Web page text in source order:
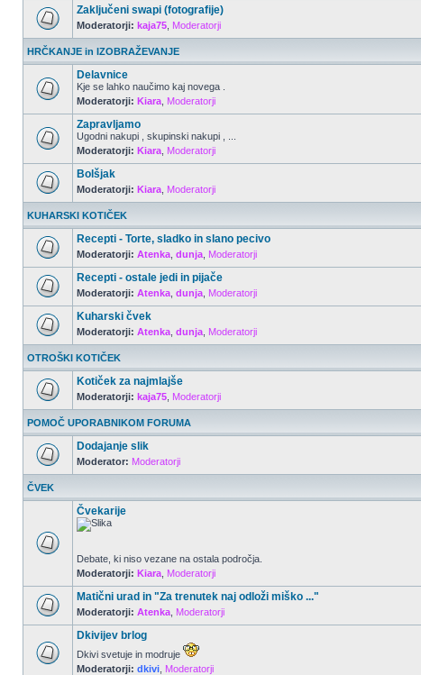
Zaključeni swapi (fotografije)
Moderatorji: kaja75 Moderatorji
HRČKANJE in IZOBRAŽEVANJE
Delavnice
Kje se lahko naučimo kaj novega .
Moderatorji: Kiara Moderatorji
Zapravljamo
Ugodni nakupi , skupinski nakupi , ...
Moderatorji: Kiara Moderatorji
Bolšjak
Moderatorji: Kiara Moderatorji
KUHARSKI KOTIČEK
Recepti - Torte, sladko in slano pecivo
Moderatorji: Atenka dunja Moderatorji
Recepti - ostale jedi in pijače
Moderatorji: Atenka dunja Moderatorji
Kuharski čvek
Moderatorji: Atenka dunja Moderatorji
OTROŠKI KOTIČEK
Kotiček za najmlajše
Moderatorji: kaja75 Moderatorji
POMOČ UPORABNIKOM FORUMA
Dodajanje slik
Moderator: Moderatorji
ČVEK
Čvekarije
Debate, ki niso vezane na ostala področja.
Moderatorji: Kiara Moderatorji
Matični urad in "Za trenutek naj odloži miško ..."
Moderatorji: Atenka Moderatorji
Dkivijev brlog
Dkivi svetuje in modruje
Moderatorji: dkivi Moderatorji